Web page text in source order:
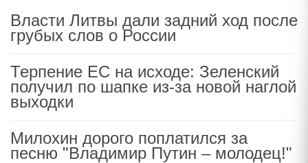
Власти Литвы дали задний ход после
грубых слов о России
Терпение ЕС на исходе: Зеленский
получил по шапке из-за новой наглой
выходки
Милохин дорого поплатился за
песню "Владимир Путин – молодец!"